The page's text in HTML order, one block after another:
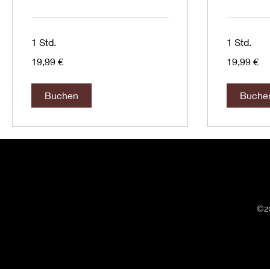
1 Std.
Euro
19,99 €
Buchen
1 Std.
Euro
19,99 €